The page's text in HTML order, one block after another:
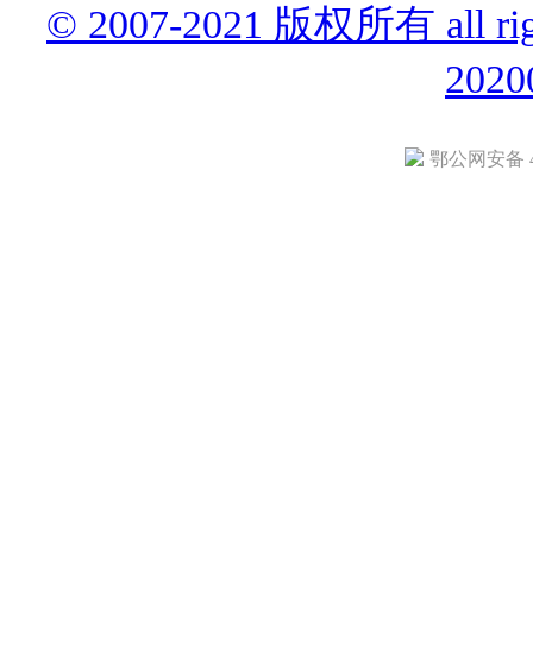
© 2007-2021 版权所有 all
鄂公网安备